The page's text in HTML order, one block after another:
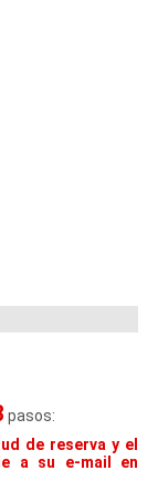
pasos:
de reserva y el
a su e-mail en